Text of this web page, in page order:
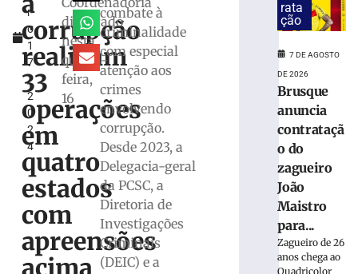
r
o
1
7
,
2
0
2
4
corrupção
realizam
33
operações
em
quatro
estados
com
apreensões
acima
divulgado
nesta
quarta-
feira,
16
combate à
criminalidade
com especial
atenção aos
crimes
envolvendo
corrupção.
Desde 2023, a
Delegacia-geral
da PCSC, a
Diretoria de
Investigações
Criminais
(DEIC) e a
suspeita
tráfico
drogas
em
Brusque
2026
mais
rata
ção
7 DE AGOSTO
DE 2026
Brusque
anuncia
contrataçã
o do
zagueiro
João
Maistro
para...
Zagueiro de 26
anos chega ao
Quadricolor